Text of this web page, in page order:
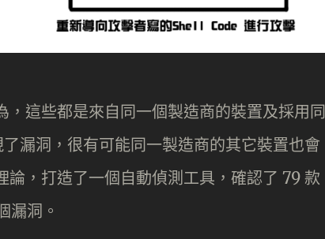
這些都是來自同一個製造商的裝置及採用同
漏洞，很有可能同一製造商的其它裝置也會
，打造了一個自動偵測工具，確認了 79 款
漏洞。